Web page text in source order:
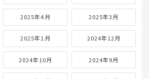
2025年4月 2025年3月
2025年1月 2024年12月
2024年10月 2024年9月